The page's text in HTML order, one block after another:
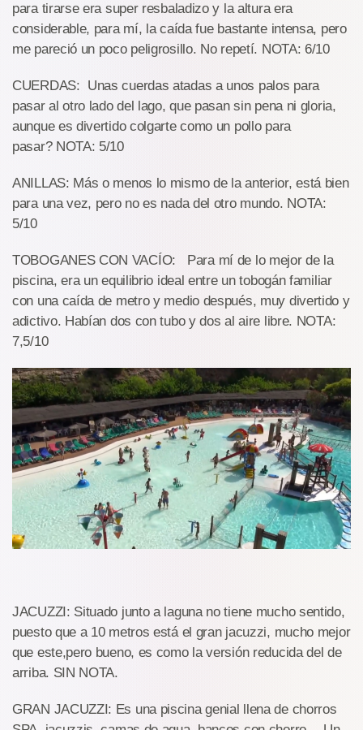
para tirarse era super resbaladizo y la altura era
considerable, para mí, la caída fue bastante intensa, pero
me pareció un poco peligrosillo. No repetí. NOTA: 6/10
CUERDAS: Unas cuerdas atadas a unos palos para
pasar al otro lado del lago, que pasan sin pena ni gloria,
aunque es divertido colgarte como un pollo para
pasar? NOTA: 5/10
ANILLAS: Más o menos lo mismo de la anterior, está bien
para una vez, pero no es nada del otro mundo. NOTA:
5/10
TOBOGANES CON VACÍO: Para mí de lo mejor de la
piscina, era un equilibrio ideal entre un tobogán familiar
con una caída de metro y medio después, muy divertido y
adictivo. Habían dos con tubo y dos al aire libre. NOTA:
7,5/10
JACUZZI: Situado junto a laguna no tiene mucho sentido,
puesto que a 10 metros está el gran jacuzzi, mucho mejor
que este,pero bueno, es como la versión reducida del de
arriba. SIN NOTA.
GRAN JACUZZI: Es una piscina genial llena de chorros